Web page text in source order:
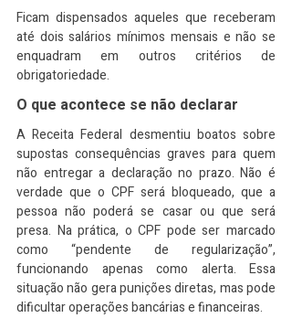
Ficam dispensados aqueles que receberam
até dois salários mínimos mensais e não se
enquadram em outros critérios de
obrigatoriedade.
O que acontece se não declarar
A Receita Federal desmentiu boatos sobre
supostas consequências graves para quem
não entregar a declaração no prazo. Não é
verdade que o CPF será bloqueado, que a
pessoa não poderá se casar ou que será
presa. Na prática, o CPF pode ser marcado
como “pendente de regularização”,
funcionando apenas como alerta. Essa
situação não gera punições diretas, mas pode
dificultar operações bancárias e financeiras.